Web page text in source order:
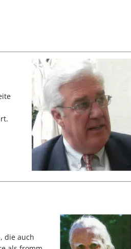
die auch